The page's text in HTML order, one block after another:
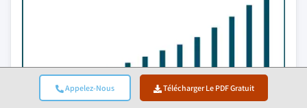
Appelez-Nous Télécharger Le PDF Gratuit